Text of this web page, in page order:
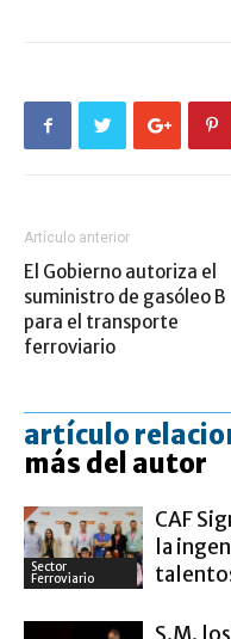
Artículo anterior
El Gobierno autoriza el
suministro de gasóleo B
para el transporte
ferroviario
artículo
más del autor
Sector
Ferroviario
CAF
la